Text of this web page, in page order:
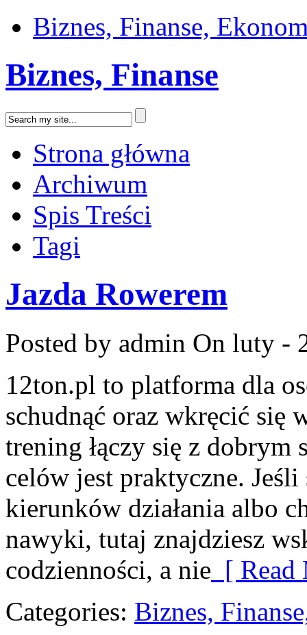
Biznes, Finanse,
Biznes, Finanse
Strona główna
Archiwum
Spis Treści
Tagi
Jazda Rowerem
Posted by admin On luty -
12ton.pl to platforma dla
schudnąć oraz wkręcić się
trening łączy się z dobrym
celów jest praktyczne.
kierunków działania albo
nawyki, tutaj znajdziesz
codzienności, a nie [ Read
Categories: Biznes,